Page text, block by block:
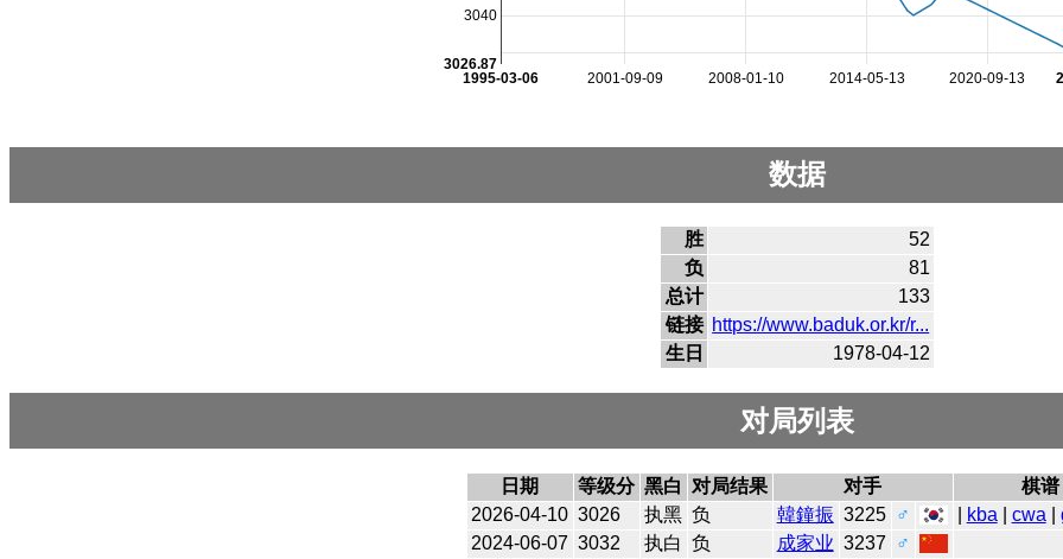
2001-09-09 2008-01-10 2014-05-13 2020-09-13
1995-03-06
3040
3026.87
数据
胜
52
负
81
总计
133
链接 https://www.baduk.or.kr/r...
生日
1978-04-12
对局列表
日期 等级分 黑白 对局结果 对手
棋谱
2026-04-10 3026 执黑 负 韓鐘振 3225 ♂ kba cwa
2024-06-07 3032 执白 负 成家业 3237
♂